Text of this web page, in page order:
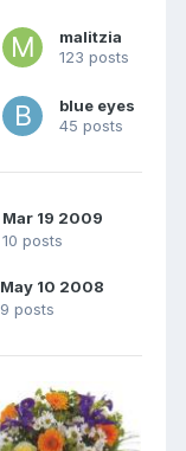
malitzia
123 posts
blue eyes
45 posts
Mar 19 2009
10 posts
May 10 2008
9 posts